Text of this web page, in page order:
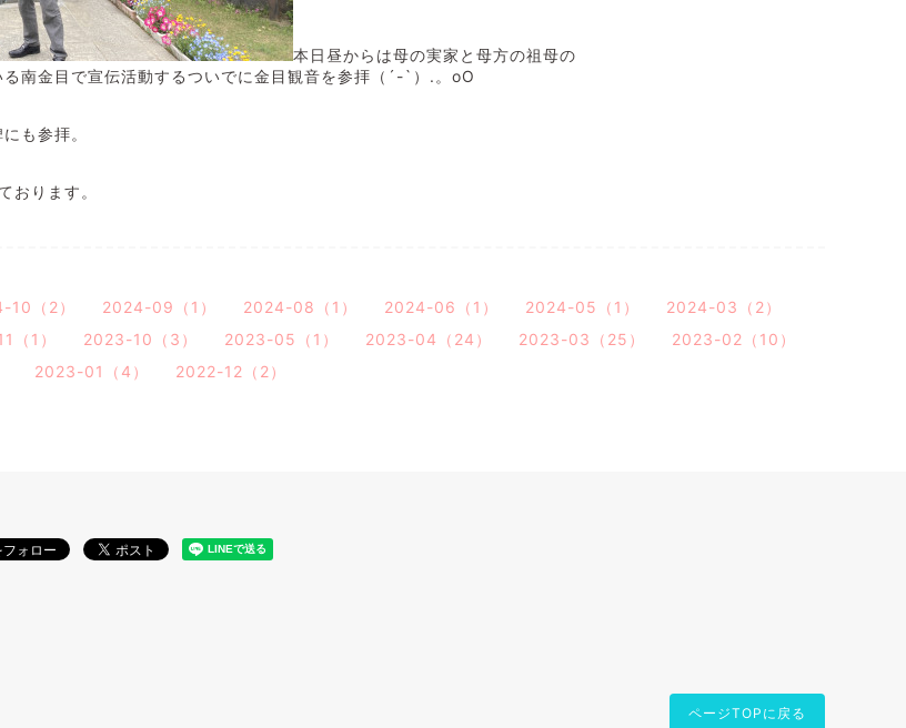
本日昼からは母の実家と母方の祖母の
南金目で宣伝活動するついでに金目観音を参拝（´-`）.。oO
も参拝。
おります。
10（2） 2024-09（1） 2024-08（1） 2024-06（1） 2024-05（1）
2024-03（2）
（1） 2023-10（3） 2023-05（1） 2023-04（24） 2023-03（25）
2023-02（10）
2023-01（4）
2022-12（2）
ページTOPに戻る